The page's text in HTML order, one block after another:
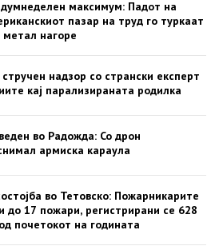
максимум: Падот на
пазар на труд го туркаат
метал нагоре
надзор со странски експерт
кај парализираната родилка
во Радожда: Со дрон
армиска караула
во Тетовско: Пожарникарите
до 17 пожари, регистрирани се 628
почетокот на годината